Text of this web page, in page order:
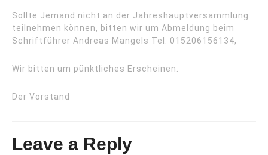
Sollte Jemand nicht an der Jahreshauptversammlung
teilnehmen können, bitten wir um Abmeldung beim
Schriftführer Andreas Mangels Tel. 015206156134,
Wir bitten um pünktliches Erscheinen.
Der Vorstand
Leave a Reply